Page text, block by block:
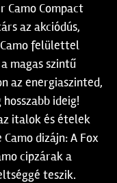
Camo Compact
az akciódús,
felülettel
magas szintű
az energiaszinted,
ideig!
italok és ételek
dizájn: A Fox
cipzárak a
teszik.